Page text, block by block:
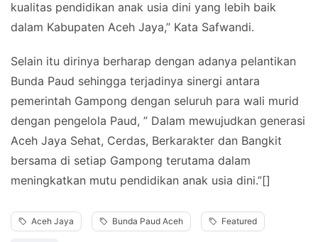
kualitas pendidikan anak usia dini yang lebih baik
dalam Kabupaten Aceh Jaya,” Kata Safwandi.
Selain itu dirinya berharap dengan adanya pelantikan
Bunda Paud sehingga terjadinya sinergi antara
pemerintah Gampong dengan seluruh para wali murid
dengan pengelola Paud, ” Dalam mewujudkan generasi
Aceh Jaya Sehat, Cerdas, Berkarakter dan Bangkit
bersama di setiap Gampong terutama dalam
meningkatkan mutu pendidikan anak usia dini.”[]
Aceh Jaya Bunda Paud Aceh Featured